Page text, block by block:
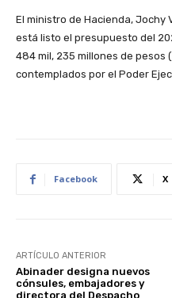
El ministro de Hacienda, Jochy
está listo el presupuesto del
484 mil, 235 millones de pesos
contemplados por el Poder
Facebook X
ARTÍCULO ANTERIOR
Abinader designa nuevos
cónsules, embajadores y
directora del Despacho